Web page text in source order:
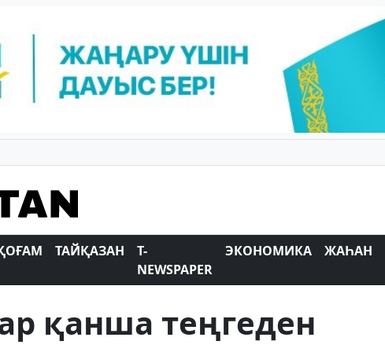
ТАЙҚАЗАН
T-
NEWSPAPER
ЭКОНОМИКА ЖАҺАН
қанша теңгеден